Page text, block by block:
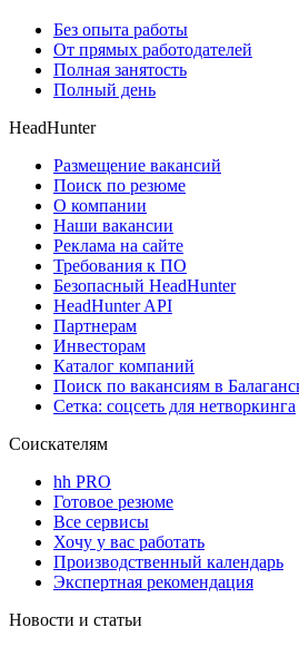
Без опыта работы
От прямых работодателей
Полная занятость
Полный день
HeadHunter
Размещение вакансий
Поиск по резюме
О компании
Наши вакансии
Реклама на сайте
Требования к ПО
Безопасный HeadHunter
HeadHunter API
Партнерам
Инвесторам
Каталог компаний
Поиск по вакансиям в
Сетка: соцсеть для нетворкинга
Соискателям
hh PRO
Готовое резюме
Все сервисы
Хочу у вас работать
Производственный календарь
Экспертная рекомендация
Новости и статьи